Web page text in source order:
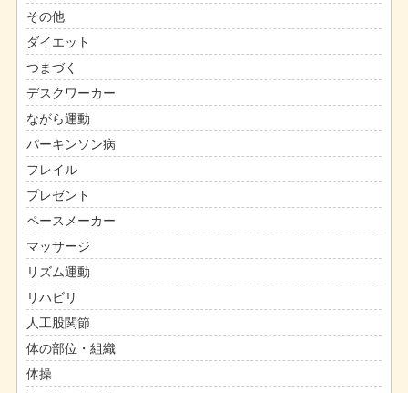
その他
ダイエット
つまづく
デスクワーカー
ながら運動
パーキンソン病
フレイル
プレゼント
ペースメーカー
マッサージ
リズム運動
リハビリ
人工股関節
体の部位・組織
体操